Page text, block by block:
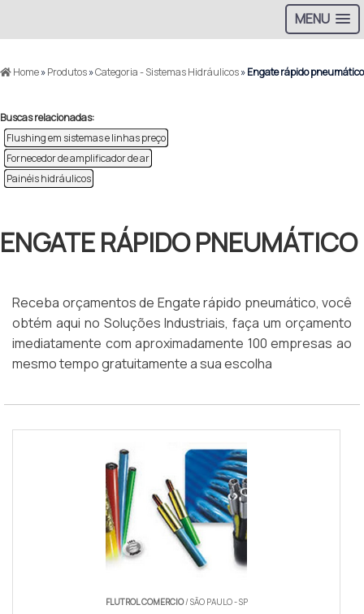
MENU
Home»Produtos»Categoria - Sistemas Hidráulicos»Engate rápido pneumático
Buscas relacionadas:
Flushing em sistemas e linhas preço
Fornecedor de amplificador de ar
Painéis hidráulicos
ENGATE RÁPIDO PNEUMÁTICO
Receba orçamentos de Engate rápido pneumático, você
obtém aqui no Soluções Industriais, faça um orçamento
imediatamente com aproximadamente 100 empresas ao
mesmo tempo gratuitamente a sua escolha
FLUTROL COMERCIO/ SÃO PAULO - SP